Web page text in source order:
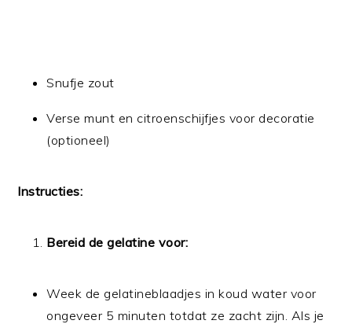
Snufje zout
Verse munt en citroenschijfjes voor decoratie
(optioneel)
Instructies:
Bereid de gelatine voor:
Week de gelatineblaadjes in koud water voor
ongeveer 5 minuten totdat ze zacht zijn. Als je